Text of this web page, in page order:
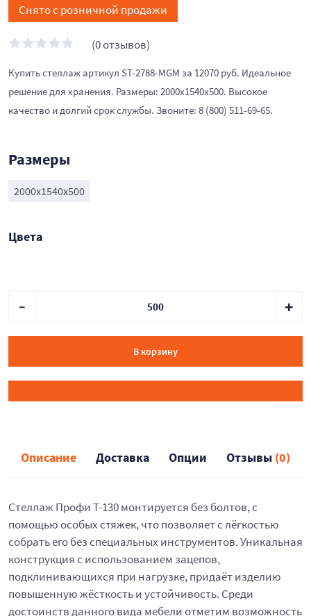
Снято с розничной продажи
(0 отзывов)
Купить стеллаж артикул ST-2788-MGM за 12070 руб. Идеальное
решение для хранения. Размеры: 2000х1540х500. Высокое
качество и долгий срок службы. Звоните: 8 (800) 511-69-65.
Размеры
2000х1540х500
Цвета
В корзину
Описание Доставка Опции Отзывы (0)
Стеллаж Профи Т-130 монтируется без болтов, с
помощью особых стяжек, что позволяет с лёгкостью
собрать его без специальных инструментов. Уникальная
конструкция с использованием зацепов,
подклинивающихся при нагрузке, придаёт изделию
повышенную жёсткость и устойчивость. Среди
достоинств данного вида мебели отметим возможность